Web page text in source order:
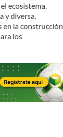
ecosistema.
y diversa.
en la construcción
los